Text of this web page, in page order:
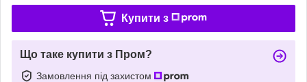
Купити з
Що таке купити з Пром?
Замовлення під захистом